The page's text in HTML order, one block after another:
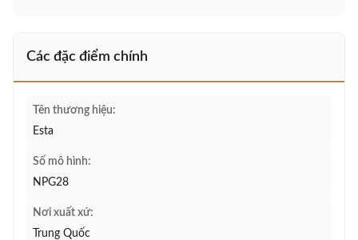
Các đặc điểm chính
Tên thương hiệu:
Esta
Số mô hình:
NPG28
Nơi xuất xứ:
Trung Quốc